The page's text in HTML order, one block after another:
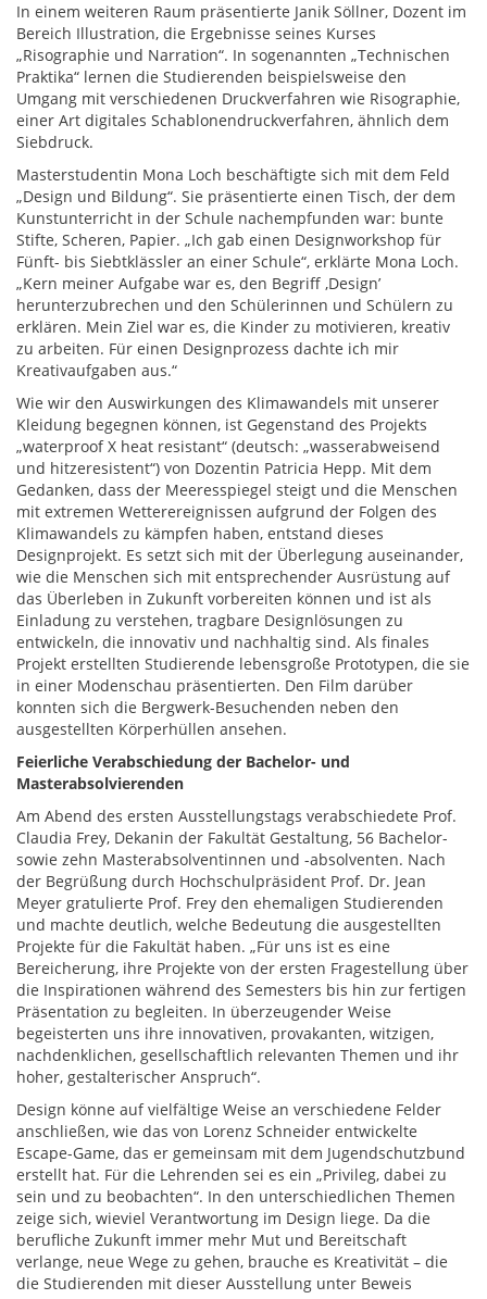
In einem weiteren Raum präsentierte Janik Söllner, Dozent im
Bereich Illustration, die Ergebnisse seines Kurses
„Risographie und Narration“. In sogenannten „Technischen
Praktika“ lernen die Studierenden beispielsweise den
Umgang mit verschiedenen Druckverfahren wie Risographie,
einer Art digitales Schablonendruckverfahren, ähnlich dem
Siebdruck.
Masterstudentin Mona Loch beschäftigte sich mit dem Feld
„Design und Bildung“. Sie präsentierte einen Tisch, der dem
Kunstunterricht in der Schule nachempfunden war: bunte
Stifte, Scheren, Papier. „Ich gab einen Designworkshop für
Fünft- bis Siebtklässler an einer Schule“, erklärte Mona Loch.
„Kern meiner Aufgabe war es, den Begriff ,Designʼ
herunterzubrechen und den Schülerinnen und Schülern zu
erklären. Mein Ziel war es, die Kinder zu motivieren, kreativ
zu arbeiten. Für einen Designprozess dachte ich mir
Kreativaufgaben aus.“
Wie wir den Auswirkungen des Klimawandels mit unserer
Kleidung begegnen können, ist Gegenstand des Projekts
„waterproof X heat resistant“ (deutsch: „wasserabweisend
und hitzeresistent“) von Dozentin Patricia Hepp. Mit dem
Gedanken, dass der Meeresspiegel steigt und die Menschen
mit extremen Wetterereignissen aufgrund der Folgen des
Klimawandels zu kämpfen haben, entstand dieses
Designprojekt. Es setzt sich mit der Überlegung auseinander,
wie die Menschen sich mit entsprechender Ausrüstung auf
das Überleben in Zukunft vorbereiten können und ist als
Einladung zu verstehen, tragbare Designlösungen zu
entwickeln, die innovativ und nachhaltig sind. Als finales
Projekt erstellten Studierende lebensgroße Prototypen, die sie
in einer Modenschau präsentierten. Den Film darüber
konnten sich die Bergwerk-Besuchenden neben den
ausgestellten Körperhüllen ansehen.
Feierliche Verabschiedung der Bachelor- und
Masterabsolvierenden
Am Abend des ersten Ausstellungstags verabschiedete Prof.
Claudia Frey, Dekanin der Fakultät Gestaltung, 56 Bachelor-
sowie zehn Masterabsolventinnen und -absolventen. Nach
der Begrüßung durch Hochschulpräsident Prof. Dr. Jean
Meyer gratulierte Prof. Frey den ehemaligen Studierenden
und machte deutlich, welche Bedeutung die ausgestellten
Projekte für die Fakultät haben. „Für uns ist es eine
Bereicherung, ihre Projekte von der ersten Fragestellung über
die Inspirationen während des Semesters bis hin zur fertigen
Präsentation zu begleiten. In überzeugender Weise
begeisterten uns ihre innovativen, provakanten, witzigen,
nachdenklichen, gesellschaftlich relevanten Themen und ihr
hoher, gestalterischer Anspruch“.
Design könne auf vielfältige Weise an verschiedene Felder
anschließen, wie das von Lorenz Schneider entwickelte
Escape-Game, das er gemeinsam mit dem Jugendschutzbund
erstellt hat. Für die Lehrenden sei es ein „Privileg, dabei zu
sein und zu beobachten“. In den unterschiedlichen Themen
zeige sich, wieviel Verantwortung im Design liege. Da die
berufliche Zukunft immer mehr Mut und Bereitschaft
verlange, neue Wege zu gehen, brauche es Kreativität – die
die Studierenden mit dieser Ausstellung unter Beweis